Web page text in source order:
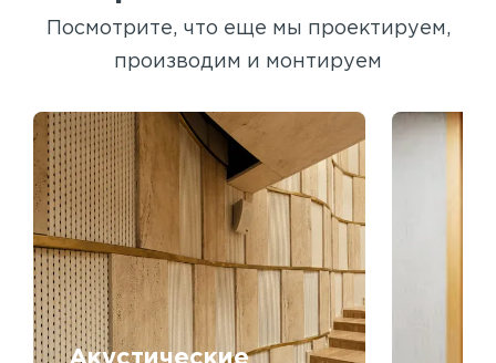
Посмотрите, что еще мы проектируем,
производим и монтируем